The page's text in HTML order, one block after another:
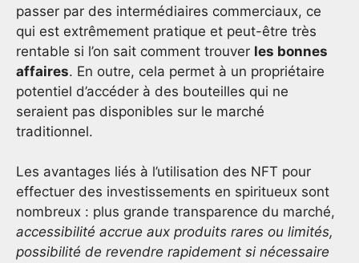
passer par des intermédiaires commerciaux, ce
qui est extrêmement pratique et peut-être très
rentable si l’on sait comment trouver les bonnes
affaires. En outre, cela permet à un propriétaire
potentiel d’accéder à des bouteilles qui ne
seraient pas disponibles sur le marché
traditionnel.
Les avantages liés à l’utilisation des NFT pour
effectuer des investissements en spiritueux sont
nombreux : plus grande transparence du marché,
accessibilité accrue aux produits rares ou limités,
possibilité de revendre rapidement si nécessaire